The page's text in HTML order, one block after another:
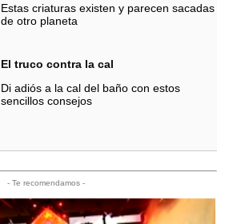
Estas criaturas existen y parecen sacadas
de otro planeta
El truco contra la cal
Di adiós a la cal del baño con estos
sencillos consejos
- Te recomendamos -